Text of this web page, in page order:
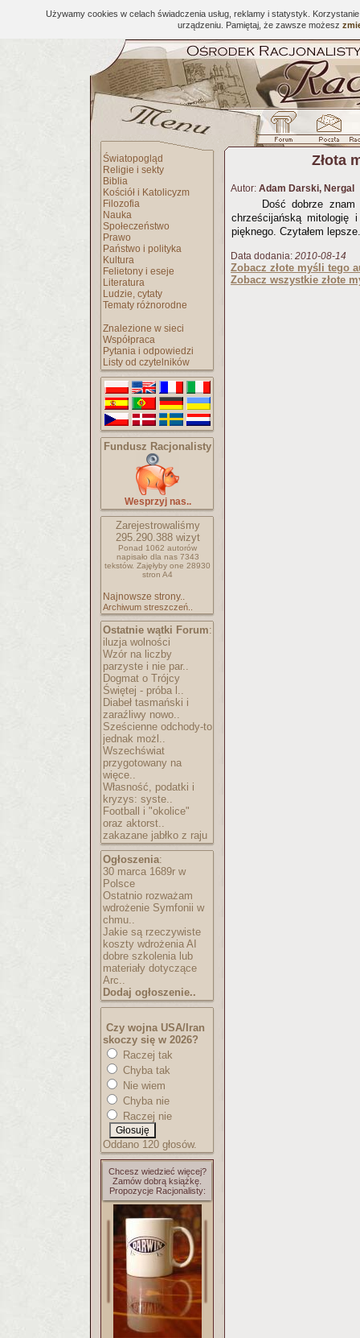
Używamy cookies w celach świadczenia usług, reklamy i statystyk.
urządzeniu. Pamiętaj, że zawsze możesz
Światopogląd
Religie i sekty
Biblia
Kościół i Katolicyzm
Filozofia
Nauka
Społeczeństwo
Prawo
Państwo i polityka
Kultura
Felietony i eseje
Literatura
Ludzie, cytaty
Tematy różnorodne
Znalezione w sieci
Współpraca
Pytania i odpowiedzi
Listy od czytelników
Fundusz Racjonalisty
Wesprzyj nas..
Zarejestrowaliśmy
295.290.388wizyt
Ponad 1062 autorów
napisało dla nas 7343
tekstów. Zajęłyby one 28930
stron A4
Najnowsze strony..
Archiwum streszczeń..
Ostatnie wątki Forum:
iluzja wolności
Wzór na liczby
parzyste i nie par..
Dogmat o Trójcy
Świętej - próba l..
Diabeł tasmański i
zaraźliwy nowo..
Sześcienne odchody-to
jednak możl..
Wszechświat
przygotowany na
więce..
Własność, podatki i
kryzys: syste..
Football i "okolice"
oraz aktorst..
zakazane jabłko z raju
Ogłoszenia:
30 marca 1689r w
Polsce
Ostatnio rozważam
wdrożenie Symfonii w
chmu..
Jakie są rzeczywiste
koszty wdrożenia AI
dobre szkolenia lub
materiały dotyczące
Arc..
Dodaj ogłoszenie..
Czy wojna USA/Iran
skoczy się w 2026?
Raczej tak
Chyba tak
Nie wiem
Chyba nie
Raczej nie
Oddano 120 głosów.
Chcesz wiedzieć więcej?
Zamów dobrą książkę.
Propozycje Racjonalisty:
Złota
Autor: Adam Darski, Nergal
Dość dobrze
chrześcijańską mitologię
pięknego. Czytałem lepsze.
Data dodania: 2010-08-14
Zobacz złote myśli tego
Zobacz wszystkie złote